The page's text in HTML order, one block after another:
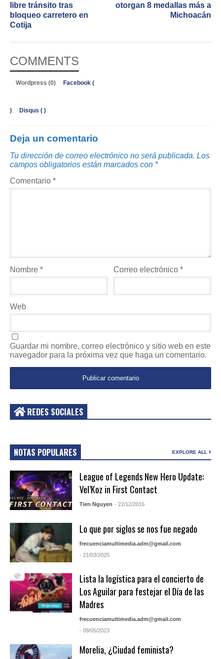
libre tránsito tras
bloqueo carretero en
Cotija
otorgan 8 medallas más a
Michoacán
COMMENTS
Wordpress (0) Facebook (
) Disqus ( )
Deja un comentario
Tu dirección de correo electrónico no será publicada. Los
campos obligatorios están marcados con *
Comentario *
Nombre * Correo electrónico*
Web
Guardar mi nombre, correo electrónico y sitio web en este
navegador para la próxima vez que haga un comentario.
REDES SOCIALES
NOTAS POPULARES EXPLORE ALL
League of Legends New Hero Update:
Vel’Koz in First Contact
Tien Nguyen - 22/12/2016
Lo que por siglos se nos fue negado
frecuenciamultimedia.adm@gmail.com
- 21/03/2025
Lista la logística para el concierto de
Los Aguilar para festejar el Día de las
Madres
frecuenciamultimedia.adm@gmail.com
- 09/05/2023
Morelia, ¿Ciudad feminista?